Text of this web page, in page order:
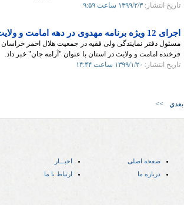
تاریخ انتشار: ۱۳۹۹/۲/۳ ساعت ۹:۵۹
اجرای 12 ویژه برنامه مهدوی در دهه امامت و ولایت
فرخنده امامت و ولایت در استان با عنوان "آرامه جان" خبر داد.
تاریخ انتشار: ۱۳۹۹/۱/۲۰ ساعت ۱۴:۴۴
بعدي >>
صفحه اصلی
اخبـــار
درباره ما
ارتباط با ما